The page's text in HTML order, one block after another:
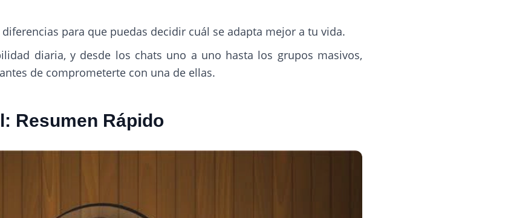
para que puedas decidir cuál se adapta mejor a tu vida.
diaria, y desde los chats uno a uno hasta los grupos masivos,
de comprometerte con una de ellas.
Resumen Rápido